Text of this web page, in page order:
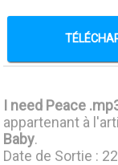
I need Peace
appartenant à
Baby.
Date de Sortie :